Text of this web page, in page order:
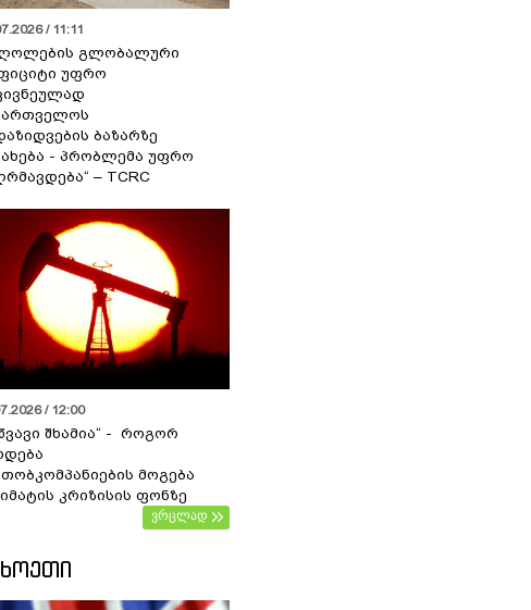
/ 11:11
გლობალური
უფრო
ბაზარზე
- პრობლემა უფრო
– TCRC
/ 12:00
შხამია“ - როგორ
მოგება
კრიზისის ფონზე
ვრცლად